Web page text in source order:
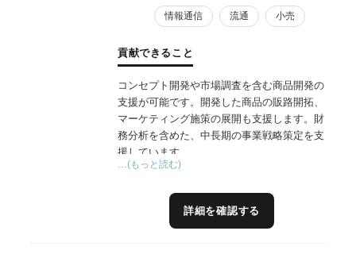
情報通信 流通 小売
貢献できること
コンセプト開発や市場調査を含む商品開発の
支援が可能です。開発した商品の販路開拓、
マーケティング施策の展開も支援します。財
務分析を含めた、中長期の事業戦略策定を支
援しています。
…(もっと読む)
詳細を確認する